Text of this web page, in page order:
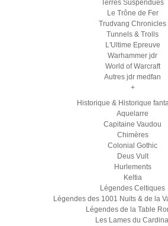
Terres Suspendues
Le Trône de Fer
Trudvang Chronicles
Tunnels & Trolls
L'Ultime Epreuve
Warhammer jdr
World of Warcraft
Autres jdr medfan
+
Historique & Historique
Aquelarre
Capitaine Vaudou
Chimères
Colonial Gothic
Deus Vult
Hurlements
Keltia
Légendes Celtiques
Légendes des 1001 Nuits & de la
Légendes de la Table
Les Lames du Cardinal